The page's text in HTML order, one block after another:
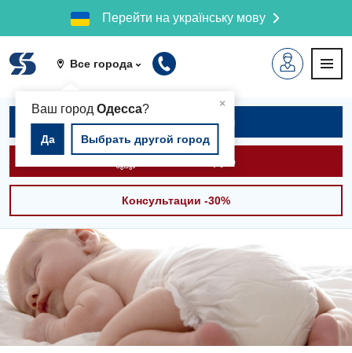
Перейти на українську мову
Все города
×
Ваш город Одесса?
Да Выбрать другой город
Записаться на приём
Вызвать скорую
Консультации -30%